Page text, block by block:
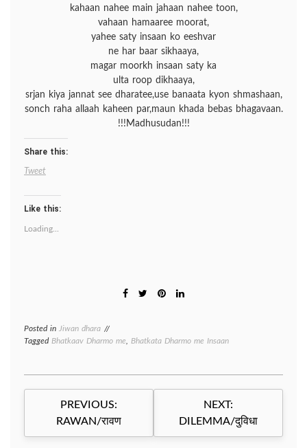
kahaan nahee main jahaan nahee toon,
vahaan hamaaree moorat,
yahee saty insaan ko eeshvar
ne har baar sikhaaya,
magar moorkh insaan saty ka
ulta roop dikhaaya,
srjan kiya jannat see dharatee,use banaata kyon shmashaan,
sonch raha allaah kaheen par,maun khada bebas bhagavaan.
!!!Madhusudan!!!
Share this:
Tweet
Like this:
Loading...
Posted in Jiwan dhara
Tagged Bhatkaav Dharmo me Bhatkata Dharmo me Insaan
Post
navigation
PREVIOUS:
RAWAN/रावण
NEXT:
DILEMMA/दुविधा